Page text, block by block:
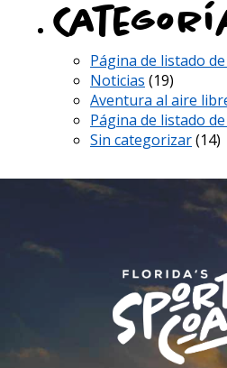
Página de listado
Noticias (19)
Aventura al aire
Página de listado
Sin categorizar(14)